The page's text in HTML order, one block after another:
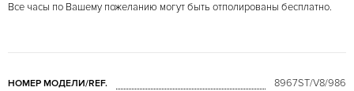
Все часы по Вашему пожеланию могут быть отполированы бесплатно.
НОМЕР МОДЕЛИ/REF. 8967ST/V8/986